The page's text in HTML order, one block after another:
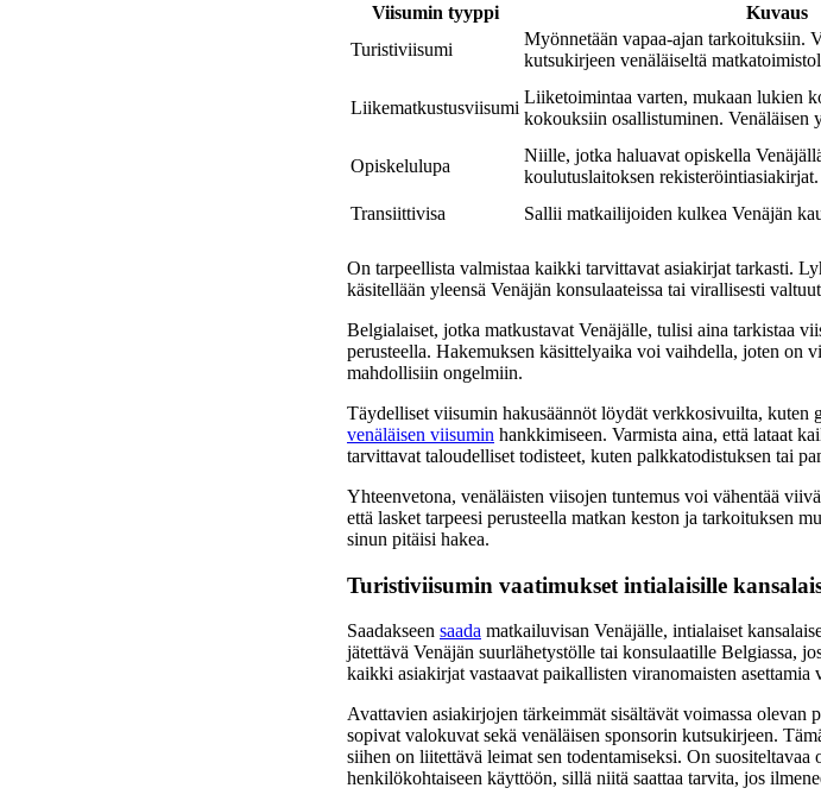
Viisumin tyyppi Kuvaus
Turistiviisumi
Myönnetään vapaa-ajan tarkoituksiin.
kutsukirjeen venäläiseltä
Liikematkustusviisumi
Liiketoimintaa varten, mukaan lukien
kokouksiin osallistuminen. Venäläisen
Opiskelulupa
Niille, jotka haluavat opiskella
koulutuslaitoksen rekisteröintiasiakirjat.
Transiittivisa Sallii matkailijoiden kulkea Venäjän
On tarpeellista valmistaa kaikki tarvittavat asiakirjat tarkasti.
käsitellään yleensä Venäjän konsulaateissa tai virallisesti
Belgialaiset, jotka matkustavat Venäjälle, tulisi aina tarkistaa
perusteella. Hakemuksen käsittelyaika voi vaihdella, joten on
mahdollisiin ongelmiin.
Täydelliset viisumin hakusäännöt löydät verkkosivuilta, kuten
venäläisen viisumin hankkimiseen. Varmista aina, että lataat
tarvittavat taloudelliset todisteet, kuten palkkatodistuksen tai
Yhteenvetona, venäläisten viisojen tuntemus voi vähentää
että lasket tarpeesi perusteella matkan keston ja tarkoituksen
sinun pitäisi hakea.
Turistiviisumin vaatimukset intialaisille
Saadakseen saada matkailuvisan Venäjälle, intialaiset
jätettävä Venäjän suurlähetystölle tai konsulaatille Belgiassa,
kaikki asiakirjat vastaavat paikallisten viranomaisten asettamia
Avattavien asiakirjojen tärkeimmät sisältävät voimassa
sopivat valokuvat sekä venäläisen sponsorin kutsukirjeen.
siihen on liitettävä leimat sen todentamiseksi. On
henkilökohtaiseen käyttöön, sillä niitä saattaa tarvita, jos